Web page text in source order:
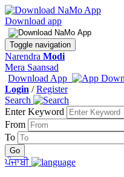
Download app
Toggle navigation
Narendra Modi
Mera Saansad
Download App
Login /Register
Search
Enter Keyword
From
To
ਪੰਜਾਬੀ